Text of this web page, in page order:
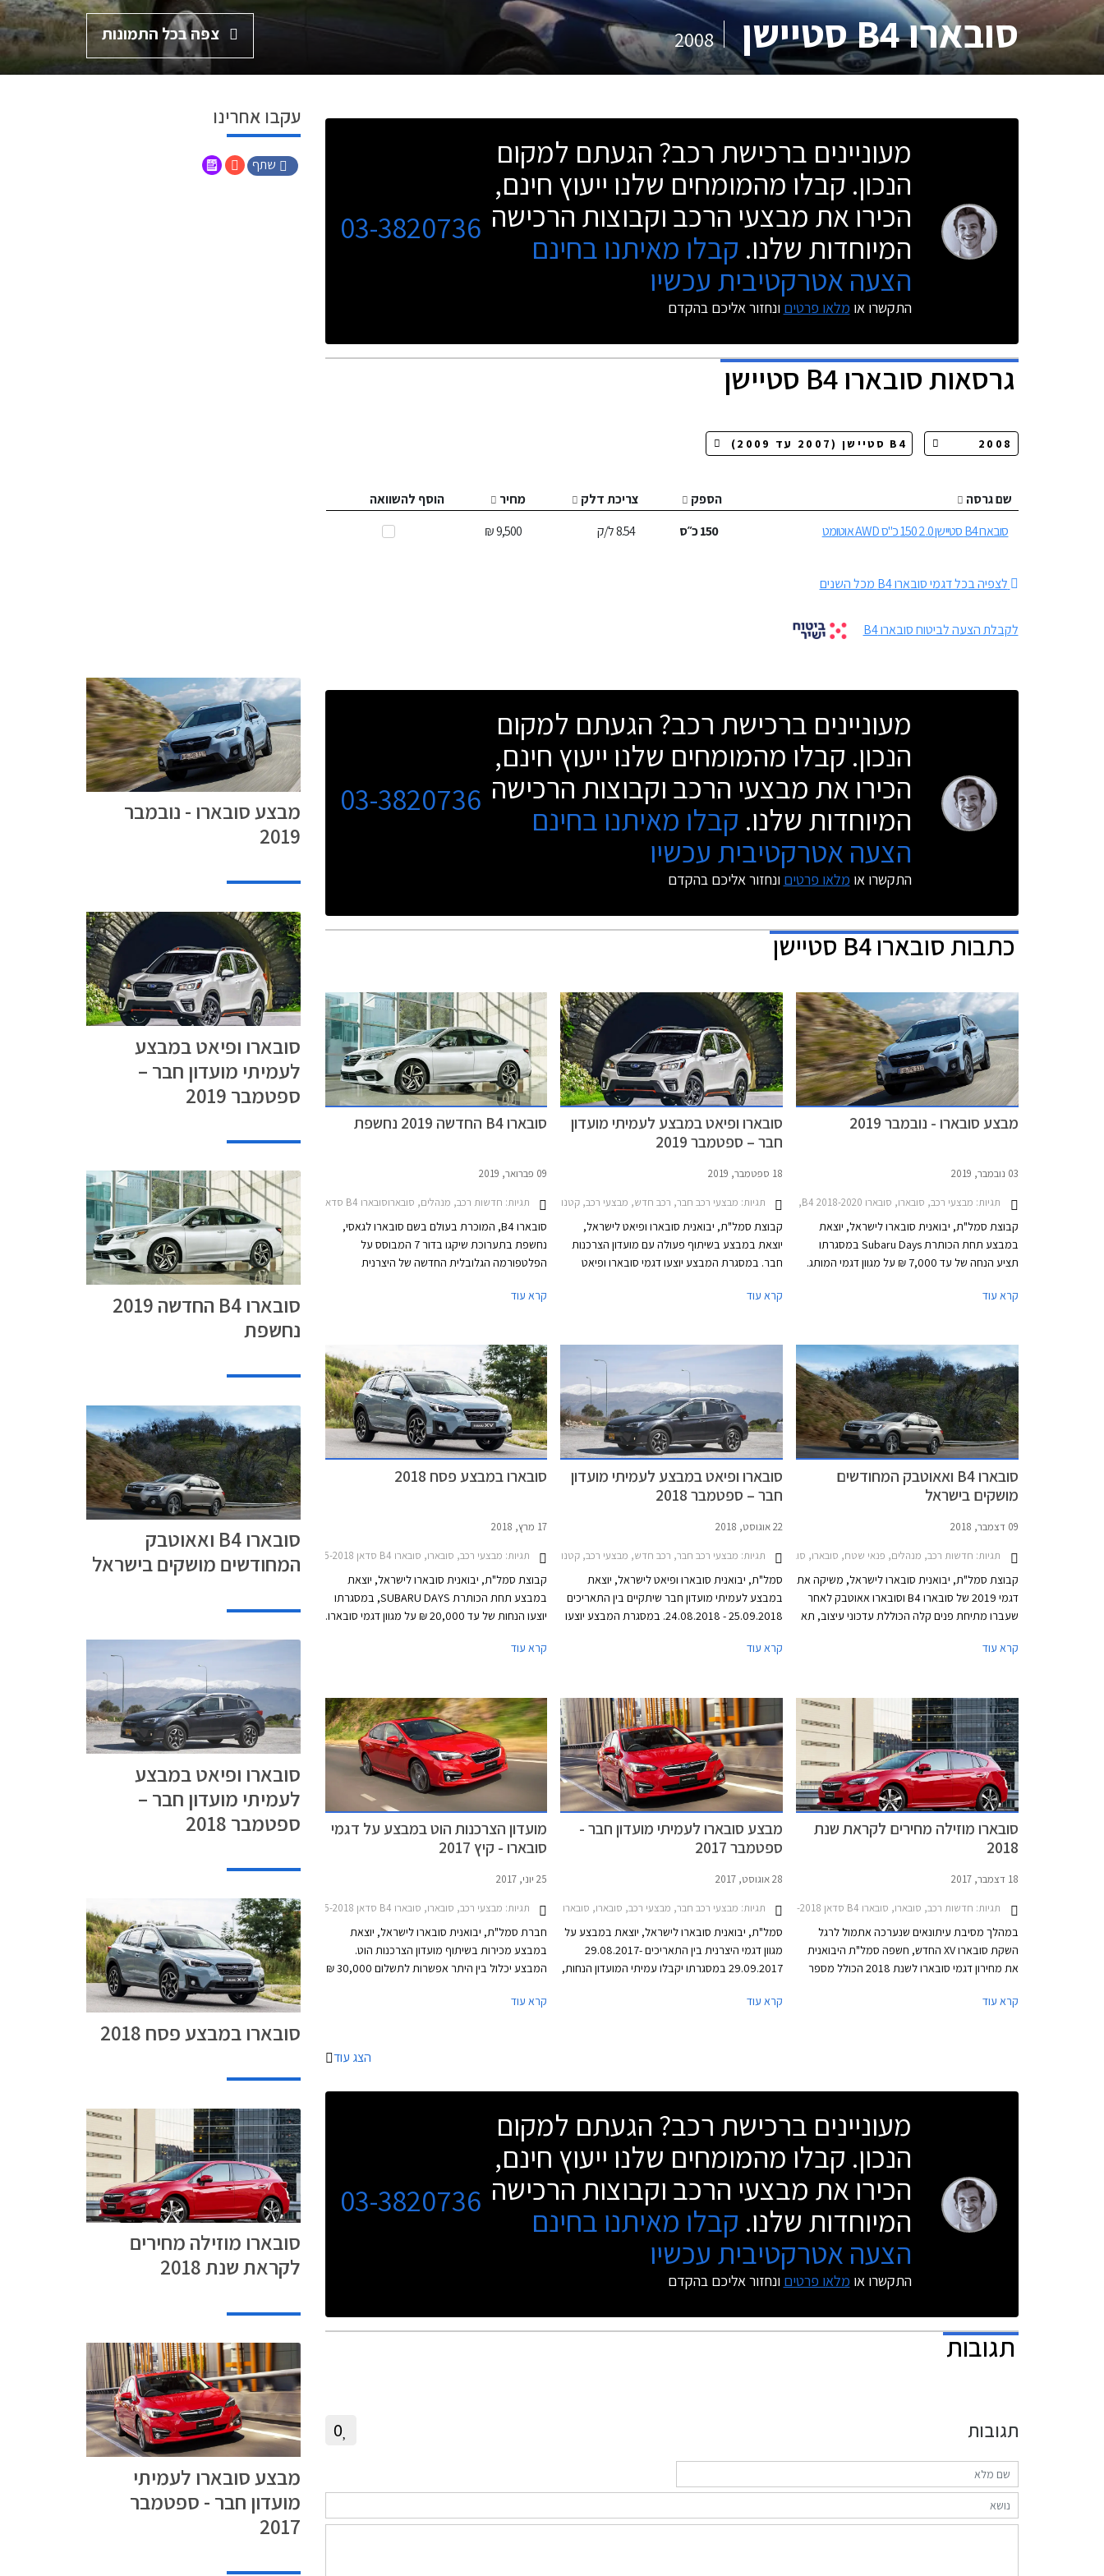
סובארו B4 סטיישן 2008 צפה בכל התמונות
מעוניינים ברכישת רכב? הגעתם למקום
הנכון. קבלו מהמומחים שלנו ייעוץ חינם,
הכירו את מבצעי הרכב וקבוצות הרכישה
המיוחדות שלנו. קבלו מאיתנו בחינם
הצעה אטרקטיבית עכשיו
התקשרו או מלאו פרטים ונחזור אליכם בהקדם
03-3820736
גרסאותסובארו B4 סטיישן
שם גרסה הספק צריכת דלק מחיר
הוסף להשוואה
סובארו B4 סטיישן 2.0 150 כ"ס AWD אוטומט
150כ״ס 8.54ל/ק 9,500 ₪
לצפיה בכל דגמי סובארו B4 מכל השנים
לקבלת הצעה לביטוח סובארו B4
עקבו אחרינו
שתף
מעוניינים ברכישת רכב? הגעתם למקום
הנכון. קבלו מהמומחים שלנו ייעוץ חינם,
הכירו את מבצעי הרכב וקבוצות הרכישה
המיוחדות שלנו. קבלו מאיתנו בחינם
הצעה אטרקטיבית עכשיו
התקשרו או מלאו פרטים ונחזור אליכם בהקדם
03-3820736
כתבותסובארו B4 סטיישן
מבצע סובארו - נובמבר 2019
03 נובמבר, 2019
תגיות: מבצעי רכב, סובארו, סובארו B4 2018-2020, סובארו XV 2017-2023, סובארו אאוטבק 2018-2021סובארו פורסטר 2018-2022
קבוצת סמל"ת, יבואנית סובארו לישראל, יוצאת
במבצע תחת הכותרת Subaru Days במסגרתו
תציע הנחה של עד 7,000 ₪ על מגוון דגמי המותג.
התאריכים 12-30 בנובמבר 2019.
קרא עוד
סובארו ופיאט במבצע לעמיתי מועדון
חבר – ספטמבר 2019
18 ספטמבר, 2019
תגיות: מבצעי רכב חבר, רכב חדש, מבצעי רכב, קטנות, משפחתיות, מנהלים, פנאי שטח, סובארו, פיאט, סובארו B4 2018-2020, סובארו XV 2017-2023, סובארו אאוטבק 2018-2021, סובארו אימפרזה סדאן 2017-2021, סובארו אימפרזה האצ'בק 2017-2020, סובארו פורסטר 2018-2022, פיאט 500 2016-2020, פיאט 500C 2016-2020, מחירון רכב, מבצע חבר 2019מבצע חבר סובארו ופיאט 2019
קבוצת סמל"ת, יבואנית סובארו ופיאט לישראל,
יוצאת במבצע בשיתוף פעולה עם מועדון הצרכנות
חבר. במסגרת המבצע יוצעו דגמי סובארו ופיאט
במסגרת תכנית המימון חבר ליס בבנק אוצר החייל.
ברחבי הארץ.
קרא עוד
סובארו B4 החדשה 2019 נחשפת
09 פברואר, 2019
תגיות: חדשות רכב, מנהלים, סובארוסובארו B4 סדאן 2015-2018
סובארו B4, המוכרת בעולם בשם סובארו לגאסי,
נחשפת בתערוכת שיקגו בדור 7 המבוסס על
הפלטפורמה הגלובלית החדשה של היצרנית
קרא עוד
סובארו B4 ואאוטבק המחודשים
מושקים בישראל
09 דצמבר, 2018
תגיות: חדשות רכב, מנהלים, פנאי שטח, סובארו, סובארו B4 סדאן 2015-2018, סובארו אאוטבק 2015-2018מחירון רכב
קבוצת סמל"ת, יבואנית סובארו לישראל, משיקה את
דגמי 2019 של סובארו B4 וסובארו אאוטבק לאחר
שעברו מתיחת פנים קלה הכוללת עדכוני עיצוב, תא
קרא עוד
סובארו ופיאט במבצע לעמיתי מועדון
חבר – ספטמבר 2018
22 אוגוסט, 2018
תגיות: מבצעי רכב חבר, רכב חדש, מבצעי רכב, קטנות, משפחתיות, מנהלים, פנאי שטח, פיאט, סובארו, סובארו B4 סדאן 2015-2018, פיאט 500 2016-2020, סובארו אאוטבק 2015-2018, סובארו אימפרזה סדאן 2017-2021, סובארו פורסטר 2016-2018, סובארו XV 2017-2023, מבצע חבר סובארו ופיאט 2018מבצע חבר סמל"ת 2018
סמל"ת, יבואנית סובארו ופיאט לישראל, יוצאת
במבצע לעמיתי מועדון חבר שיתקיים בין התאריכים
25.09.2018 - 24.08.2018. במסגרת המבצע יוצעו
המחירון, הטבות אבזור, אפשרויות מימון בבנק אוצר
ברחבי הארץ, וגם ביריד מועדון חבר בגני התערוכה
בתל אביב.
קרא עוד
סובארו במבצע פסח 2018
17 מרץ, 2018
תגיות: מבצעי רכב, סובארו, סובארו B4 סדאן 2015-2018, סובארו XV 2017-2023, סובארו אימפרזה האצ'בק 2017-2020, סובארו אימפרזה סדאן 2017-2021סובארו פורסטר 2016-2018
קבוצת סמל"ת, יבואנית סובארו לישראל, יוצאת
במבצע תחת הכותרת SUBARU DAYS, במסגרתו
יוצעו הנחות של עד 20,000 ₪ על מגוון דגמי סובארו.
ממתחם ייעודי לילדים שיכלול מופע לוליינים של
במתחם "הגן בשפיים" בקיבוץ שפיים בין השעות
9:00-19:00.
קרא עוד
סובארו מוזילה מחירים לקראת שנת
2018
18 דצמבר, 2017
תגיות: חדשות רכב, סובארו, סובארו B4 סדאן 2015-2018, סובארו אאוטבק 2015-2018, סובארו אימפרזה האצ'בק 2017-2020, סובארו אימפרזה סדאן 2017-2021, סובארו פורסטר 2016-2018מחירון רכב
במהלך מסיבת עיתונאים שנערכה אתמול לרגל
השקת סובארו XV החדש, חשפה סמל"ת היבואנית
את מחירון דגמי סובארו לשנת 2018 הכולל מספר
קרא עוד
מבצע סובארו לעמיתי מועדון חבר -
ספטמבר 2017
28 אוגוסט, 2017
תגיות: מבצעי רכב חבר, מבצעי רכב, סובארו, סובארו B4 סדאן 2015-2018, סובארו XV 2016-2017, סובארו אאוטבק 2015-2018, סובארו אימפרזה האצ'בק 2017-2020, סובארו אימפרזה סדאן 2017-2021, סובארו פורסטר 2016-2018מבצע חבר
סמל"ת, יבואנית סובארו לישראל, יוצאת במבצע על
מגוון דגמי היצרנית בין התאריכים 29.08.2017-
29.09.2017 במסגרתו יקבלו עמיתי המועדון הנחות,
העמיתים לקבל הלוואה בתנאים מועדפים במסגרת
קרא עוד
מועדון הצרכנות הוט במבצע על דגמי
סובארו - קיץ 2017
25 יוני, 2017
תגיות: מבצעי רכב, סובארו, סובארו B4 סדאן 2015-2018, סובארו XV 2016-2017, סובארו אאוטבק 2015-2018, סובארו אימפרזה האצ'בק 2017-2020, סובארו אימפרזה סדאן 2017-2021, סובארו לבורג 2016-2018סובארו פורסטר 2016-2018
חברת סמל"ת, יבואנית סובארו לישראל, יוצאת
במבצע מכירות בשיתוף מועדון הצרכנות הוט.
המבצע יכלול בין היתר אפשרות לתשלום 30,000 ₪
לרכב, חבילות אבזור במתנה וכמובן הנחות
קרא עוד
הצג עוד
מעוניינים ברכישת רכב? הגעתם למקום
הנכון. קבלו מהמומחים שלנו ייעוץ חינם,
הכירו את מבצעי הרכב וקבוצות הרכישה
המיוחדות שלנו. קבלו מאיתנו בחינם
הצעה אטרקטיבית עכשיו
התקשרו או מלאו פרטים ונחזור אליכם בהקדם
03-3820736
תגובות
תגובות 0
מבצע סובארו - נובמבר
2019
סובארו ופיאט במבצע
לעמיתי מועדון חבר –
ספטמבר 2019
סובארו B4 החדשה 2019
נחשפת
סובארו B4 ואאוטבק
המחודשים מושקים בישראל
סובארו ופיאט במבצע
לעמיתי מועדון חבר –
ספטמבר 2018
סובארו במבצע פסח 2018
סובארו מוזילה מחירים
לקראת שנת 2018
מבצע סובארו לעמיתי
מועדון חבר - ספטמבר
2017